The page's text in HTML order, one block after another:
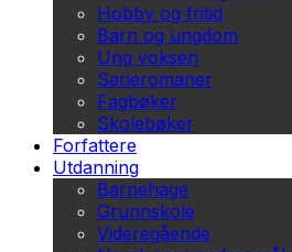
Hobby og fritid
Barn og ungdom
Ung voksen
Serieromaner
Fagbøker
Skolebøker
Forfattere
Utdanning
Barnehage
Grunnskole
Videregående